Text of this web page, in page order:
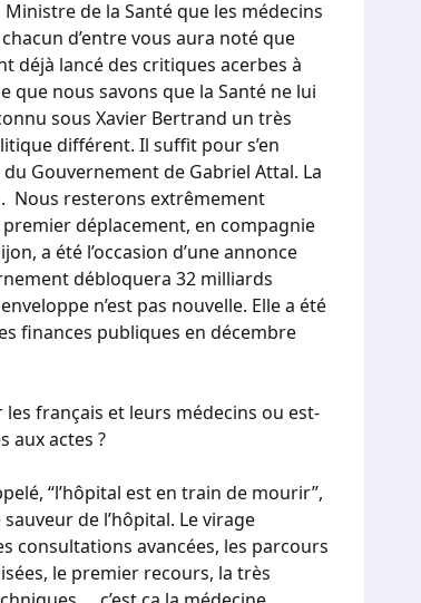
de la Santé que les médecins
d’entre vous aura noté que
déjà lancé des critiques acerbes à
que nous savons que la Santé ne lui
sous Xavier Bertrand un très
différent. Il suffit pour s’en
Gouvernement de Gabriel Attal. La
Nous resterons extrêmement
déplacement, en compagnie
a été l’occasion d’une annonce
débloquera 32 milliards
n’est pas nouvelle. Elle a été
finances publiques en décembre
français et leurs médecins ou est-
aux actes ?
“l’hôpital est en train de mourir”,
de l’hôpital. Le virage
consultations avancées, les parcours
le premier recours, la très